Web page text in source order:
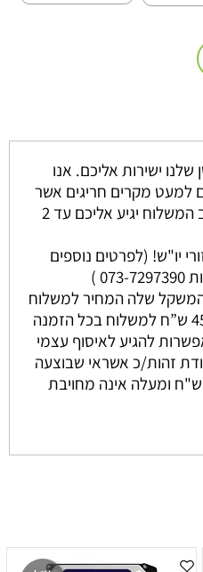
ישירות אליכם. אנו
להגיע בין 3-7 ימים למעט מקרים חריגים אשר
אינם ניתנים לשליטתנו. לרוב המשלוח יגיע אליכם עד 2
יו"ש! (לפרטים נוספים
)
שלה המחיר למשלוח
הינו קבוע ועומד על סך של 45 ש”ח למשלוח בכל הזמנה
ישנה אפשרות להגיע לאיסוף עצמי
זהות/כ אשראי שבוצעה
ההזמנה. הזמנה מעל 1000 ש"ח ומעלה אינה מחויבת